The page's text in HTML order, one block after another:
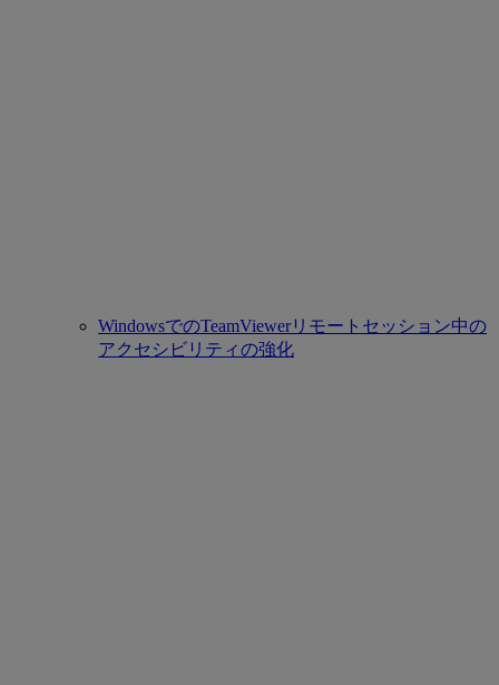
WindowsでのTeamViewerリモートセッション中の
アクセシビリティの強化